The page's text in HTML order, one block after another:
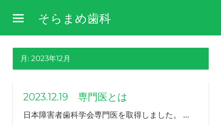
テ
そらまめ歯科
や
理
し、
月: 2023年12月
2023.12.19 専門医とは
日本障害者歯科学会専門医を取得しました。 …